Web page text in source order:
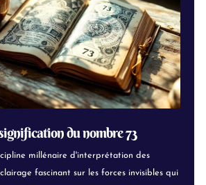
du nombre 73
millénaire d'interprétation des
fascinant sur les forces invisibles qui